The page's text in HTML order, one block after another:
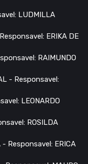
LUDMILLA
ERIKA DE
RAIMUNDO
- Responsavel:
LEONARDO
ROSILDA
- Responsavel: ERICA